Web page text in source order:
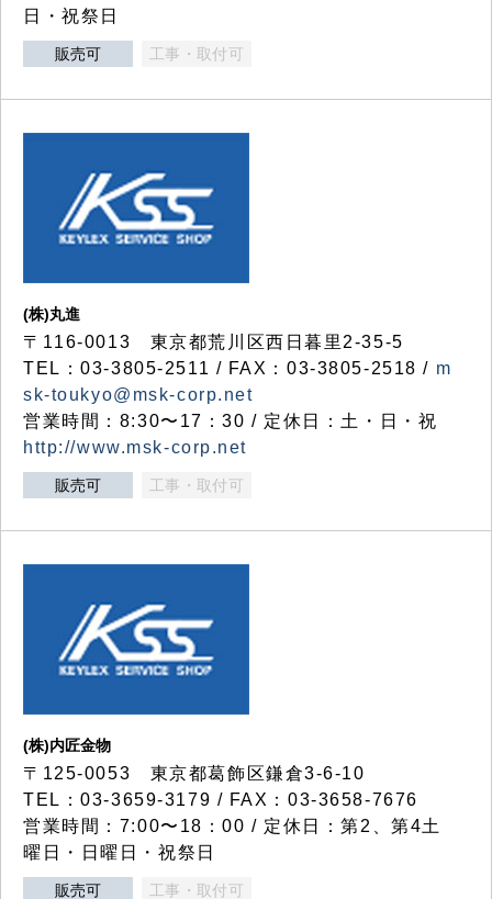
日・祝祭日
販売可 工事・取付可
(株)丸進
〒116-0013 東京都荒川区西日暮里2-35-5
TEL：03-3805-2511 / FAX：03-3805-2518 / m
sk-toukyo@msk-corp.net
営業時間：8:30〜17：30 / 定休日：土・日・祝
http://www.msk-corp.net
販売可 工事・取付可
(株)内匠金物
〒125-0053 東京都葛飾区鎌倉3-6-10
TEL：03-3659-3179 / FAX：03-3658-7676
営業時間：7:00〜18：00 / 定休日：第2、第4土
曜日・日曜日・祝祭日
販売可 工事・取付可